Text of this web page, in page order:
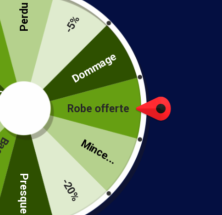
Bague Bohème Motif Chic
17 en stock
Ajouter au panier
30 jours pour retourner votre produit
Expédié en 48 heures
Robe offerte
Mince...
-20%
Presque
Perdu -5%
Dommage